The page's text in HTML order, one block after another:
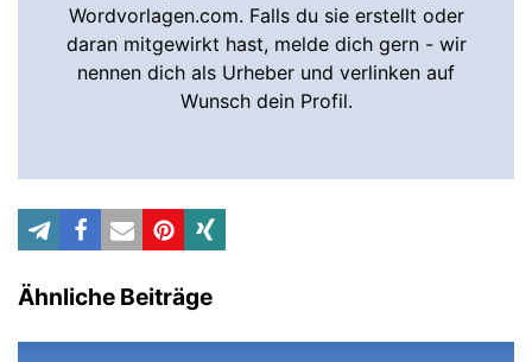
Wordvorlagen.com. Falls du sie erstellt oder
daran mitgewirkt hast, melde dich gern - wir
nennen dich als Urheber und verlinken auf
Wunsch dein Profil.
Ähnliche Beiträge